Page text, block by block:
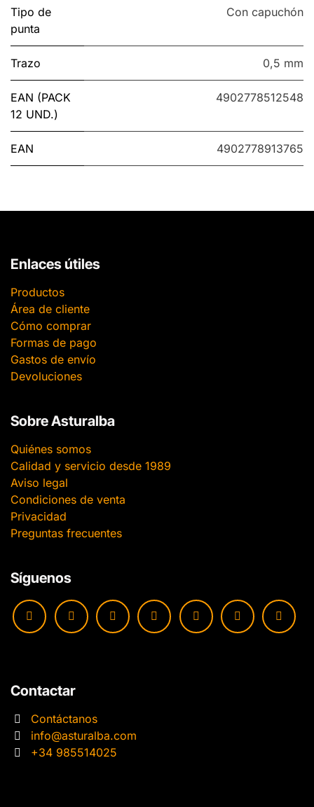
Tipo de
punta
Con capuchón
Trazo 0,5 mm
EAN (PACK
12 UND.)
4902778512548
EAN 4902778913765
Enlaces útiles
Productos
Área de cliente
Cómo comprar
Formas de pago
Gastos de envío
Devoluciones
Sobre Asturalba
Quiénes somos
Calidad y servicio desde 1989
Aviso legal
Condiciones de venta
Privacidad
Preguntas frecuentes
Síguenos
Contactar
Contáctanos
info@asturalba.com
+34 985514025